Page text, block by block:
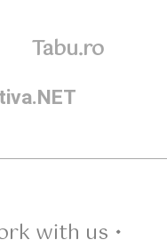
Tabu.ro